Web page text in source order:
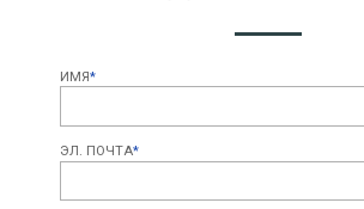
ИМЯ*
ЭЛ. ПОЧТА*